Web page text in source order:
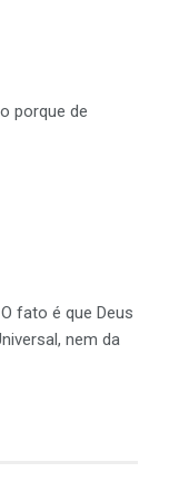
porque de
fato é que Deus
nem da